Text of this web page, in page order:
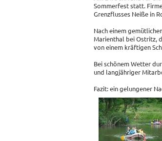
Sommerfest statt.
Grenzflusses Neiße in
Nach einem
Marienthal bei Ostritz,
von einem kräftigen
Bei schönem Wetter
und langjähriger
Fazit: ein gelungener